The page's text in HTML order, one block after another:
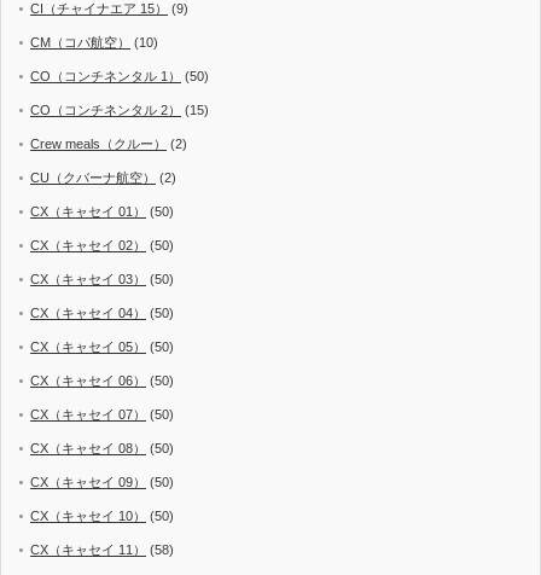
CI（チャイナエア 15） (9)
CM（コパ航空） (10)
CO（コンチネンタル 1） (50)
CO（コンチネンタル 2） (15)
Crew meals（クルー） (2)
CU（クバーナ航空） (2)
CX（キャセイ 01） (50)
CX（キャセイ 02） (50)
CX（キャセイ 03） (50)
CX（キャセイ 04） (50)
CX（キャセイ 05） (50)
CX（キャセイ 06） (50)
CX（キャセイ 07） (50)
CX（キャセイ 08） (50)
CX（キャセイ 09） (50)
CX（キャセイ 10） (50)
CX（キャセイ 11） (58)